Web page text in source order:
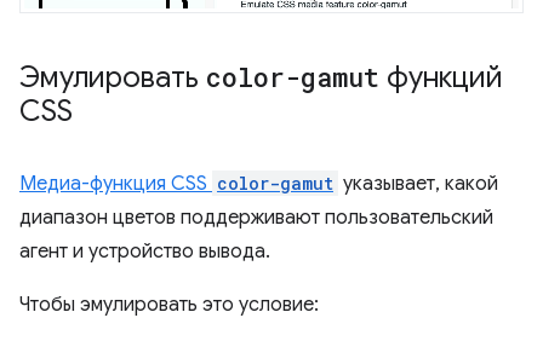
Эмулировать color-gamut функций
CSS
Медиа-функция CSS color-gamut указывает, какой
диапазон цветов поддерживают пользовательский
агент и устройство вывода.
Чтобы эмулировать это условие: